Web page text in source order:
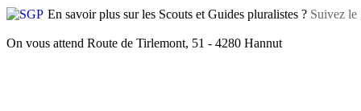
En savoir plus sur les Scouts et Guides pluralistes ? Suivez le
On vous attend Route de Tirlemont, 51 - 4280 Hannut